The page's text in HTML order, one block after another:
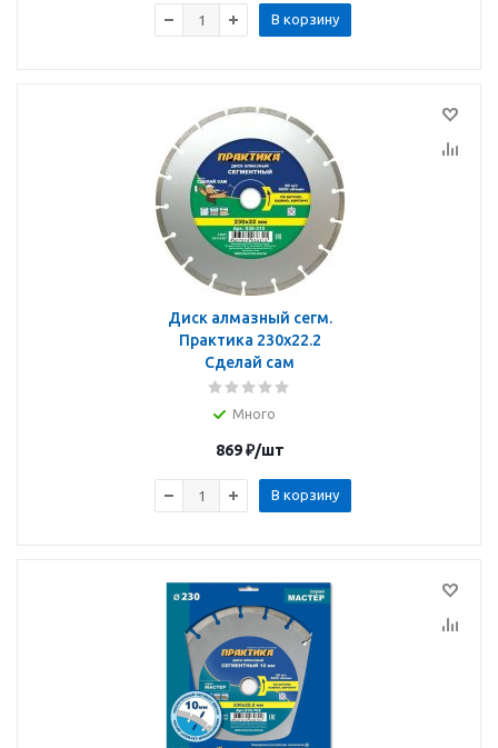
В корзину
Диск алмазный сегм.
Практика 230х22.2
Сделай сам
Много
869₽/шт
В корзину